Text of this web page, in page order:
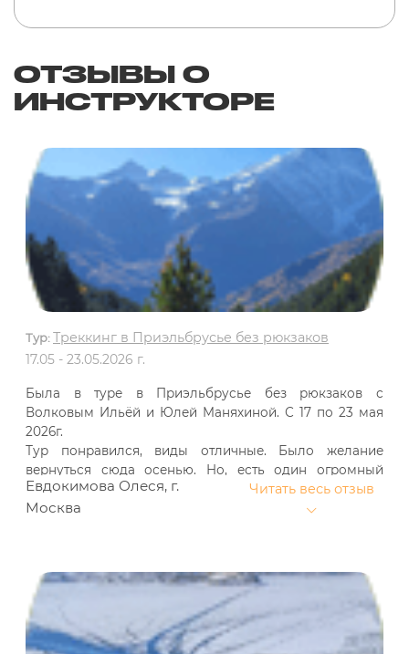
ОТЗЫВЫ О
ИНСТРУКТОРЕ
Тур: Треккинг в Приэльбрусье без рюкзаков
17.05 - 23.05.2026 г.
Была в туре в Приэльбрусье без рюкзаков с
Волковым Ильёй и Юлей Маняхиной. С 17 по 23 мая
2026г.
Тур понравился, виды отличные. Было желание
вернуться сюда осенью. Но, есть один огромный
минус, который убил это желание. Это наше
месторазмещение....гостиница Седьмой регион.
спать на свежем воздухе с открытыми окнами и
никого этим не напрягать. Как итог всю неделю я
почти не спала, так как с закрытым окном душно, а
если окно открыть, это непрекращающий звук машин
Евдокимова Олеся, г.
Москва